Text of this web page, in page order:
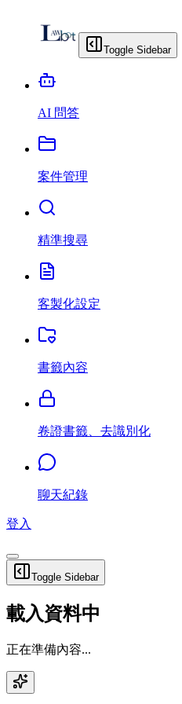
Toggle Sidebar
AI 問答
案件管理
精準搜尋
客製化設定
書籤內容
卷證書籤、去識別化
聊天紀錄
登入
Toggle Sidebar
載入資料中
正在準備內容...